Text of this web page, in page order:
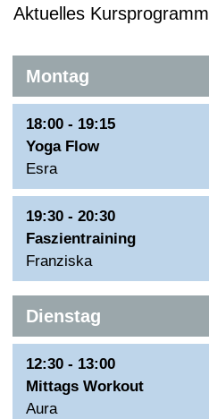
Aktuelles Kursprogramm
Montag
18:00 - 19:15
Yoga Flow
Esra
19:30 - 20:30
Faszientraining
Franziska
Dienstag
12:30 - 13:00
Mittags Workout
Aura